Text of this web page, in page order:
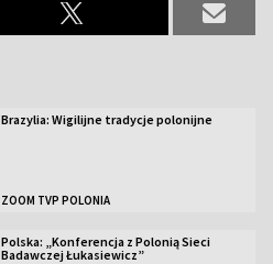
Brazylia: Wigilijne tradycje polonijne
ZOOM TVP POLONIA
Polska: „Konferencja z Polonią Sieci
Badawczej Łukasiewicz”